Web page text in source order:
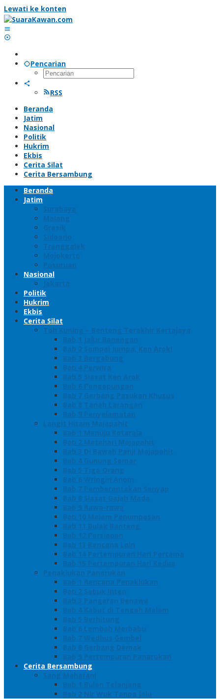
Lewati ke konten
Pencarian
RSS
Beranda
Jatim
Nasional
Politik
Hukrim
Ekbis
Cerita Silat
Cerita Bersambung
Beranda
Jatim
Surabaya
Malang
Gresik
Sidoarjo
Trenggalek
Mojokerto
Pasuruan
Nasional
Jakarta
Politik
Hukrim
Ekbis
Cerita Silat
Toh Kuning – Benteng Terakhir Kertajaya
Bab 1 Jalur Banengan
Bab 2 Sampai Jumpa, Ken Arok!
Bab 3 Bergabung
Bab 4 Perwira
Bab 5 Siasat Ken Arok
Bab 6 Pengepungan
Bab 7 Gerbang Pasukan Khusus
Bab 8 Tanah Larangan
Bab 9 Penyelamatan
Langit Hitam Majapahit
Bab 1 Menuju Kotaraja
Bab 2 Matahari Majapahit
Bab 3 Di Bawah Panji Majapahit
Bab 4 Gunung Semar
Bab 5 Tiga Orang
Bab 6 Wringin Anom
Bab 7 Pemberontakan Senyap
Bab 8 Siasat Gajah Mada
Bab 9 Rawa-rawa
Bab 10 Malam Penumpasan
Bab 11 Bulak Banteng
Bab 12 Persiapan
Bab 13 Rencana Lain
Bab 14 Pertempuran Hari Pertama
Bab 15 Pertempuran Hari Kedua
Penaklukan Panarukan
Bab 1 Rencana Penaklukan
Bab 2 Sabuk Inten
Bab 3 Pangeran Benawa
Bab 4 Kabut di Tengah Malam
Bab 5 Berhitung
Bab 6 Lembah Merbabu
Bab 7 Wedhus Gembel
Bab 8 Gerbang Demak
Bab 9 Pertempuran Panarukan
Cerita Bersambung
Sang Maharani
Bab 1 Bulan Telanjang
Bab 2 Nir Wuk Tanpa Jalu